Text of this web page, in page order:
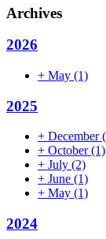
Archives
2026
+ May (1)
2025
+ December
+ October(1)
+ July (2)
+ June (1)
+ May (1)
2024